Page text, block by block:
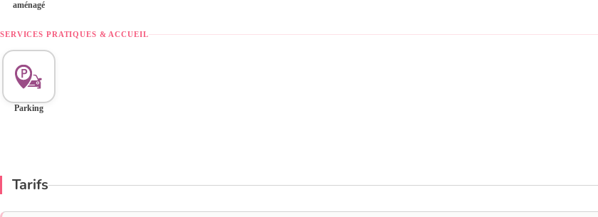
aménagé
SERVICES PRATIQUES & ACCUEIL
Parking
Tarifs